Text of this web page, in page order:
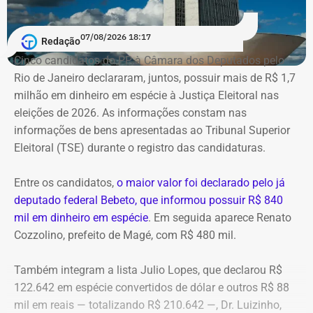
A Polícia Federal indica que a operação era feita de
fachada para não pagar o ICMS na chegada do
combustível ao país. Com a Refit postergava de
pagamentos de impostos, a empresa só deveria pagar o
tributo no momento da venda para o consumidor final,
algo que nunca foi feito, de acordo com a investigação.
*Com informações do blog do Octávio Guedes, do portal
Redação07/08/2026 18:17
Cinco candidatos do PP à Câmara dos Deputados pelo
Rio de Janeiro declararam, juntos, possuir mais de R$ 1,7
milhão em dinheiro em espécie à Justiça Eleitoral nas
eleições de 2026. As informações constam nas
informações de bens apresentadas ao Tribunal Superior
Eleitoral (TSE) durante o registro das candidaturas.
Entre os candidatos, o maior valor foi declarado pelo já
deputado federal Bebeto, que informou possuir R$ 840
mil em dinheiro em espécie. Em seguida aparece Renato
Cozzolino, prefeito de Magé, com R$ 480 mil.
Também integram a lista Julio Lopes, que declarou R$
122.642 em espécie convertidos de dólar e outros R$ 88
mil em reais — totalizando R$ 210.642 —, Dr. Luizinho,